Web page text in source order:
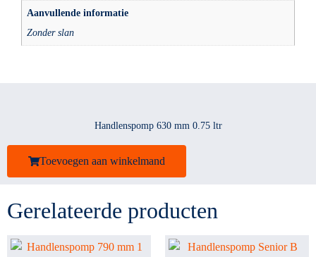
Aanvullende informatie
Zonder slan
Handlenspomp 630 mm 0.75 ltr
Toevoegen aan winkelmand
Gerelateerde producten